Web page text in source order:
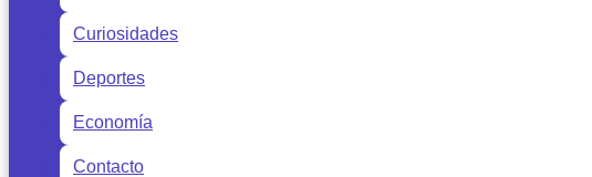
Curiosidades
Deportes
Economía
Contacto